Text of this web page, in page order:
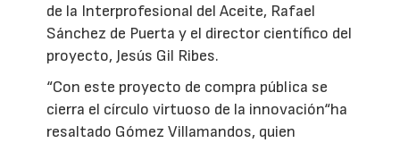
de la Interprofesional del Aceite, Rafael
Sánchez de Puerta y el director científico del
proyecto, Jesús Gil Ribes.
“Con este proyecto de compra pública se
cierra el círculo virtuoso de la innovación“ha
resaltado Gómez Villamandos, quien